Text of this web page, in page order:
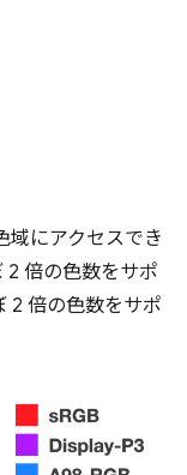
域にアクセスでき
2 倍の色数をサポ
2 倍の色数をサポ